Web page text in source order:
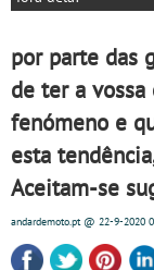
por parte das
de ter a
fenómeno e
esta
Aceitam-se
andardemoto.pt@ 22-9-2020